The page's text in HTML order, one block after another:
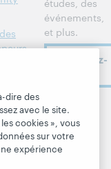
études, des
événements,
et plus.
Abonnez-
Suivez
OCLC
dire des
avec le site.
cookies », vous
sur votre
expérience